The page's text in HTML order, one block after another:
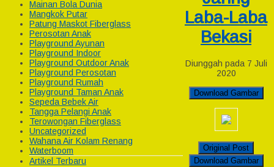
Mainan Bola Dunia
Mangkok Putar
Patung Maskot Fiberglass
Perosotan Anak
Playground Ayunan
Playground Indoor
Playground Outdoor Anak
Playground Perosotan
Playground Rumah
Playground Taman Anak
Sepeda Bebek Air
Tangga Pelangi Anak
Terowongan Fiberglass
Uncategorized
Wahana Air Kolam Renang
Waterboom
Artikel Terbaru
Laba-Laba
Bekasi
Diunggah pada 7 Juli
2020
Download Gambar
Original Post
Download Gambar